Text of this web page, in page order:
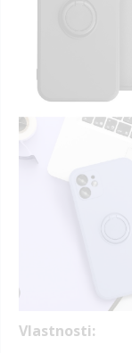
Vlastnosti: